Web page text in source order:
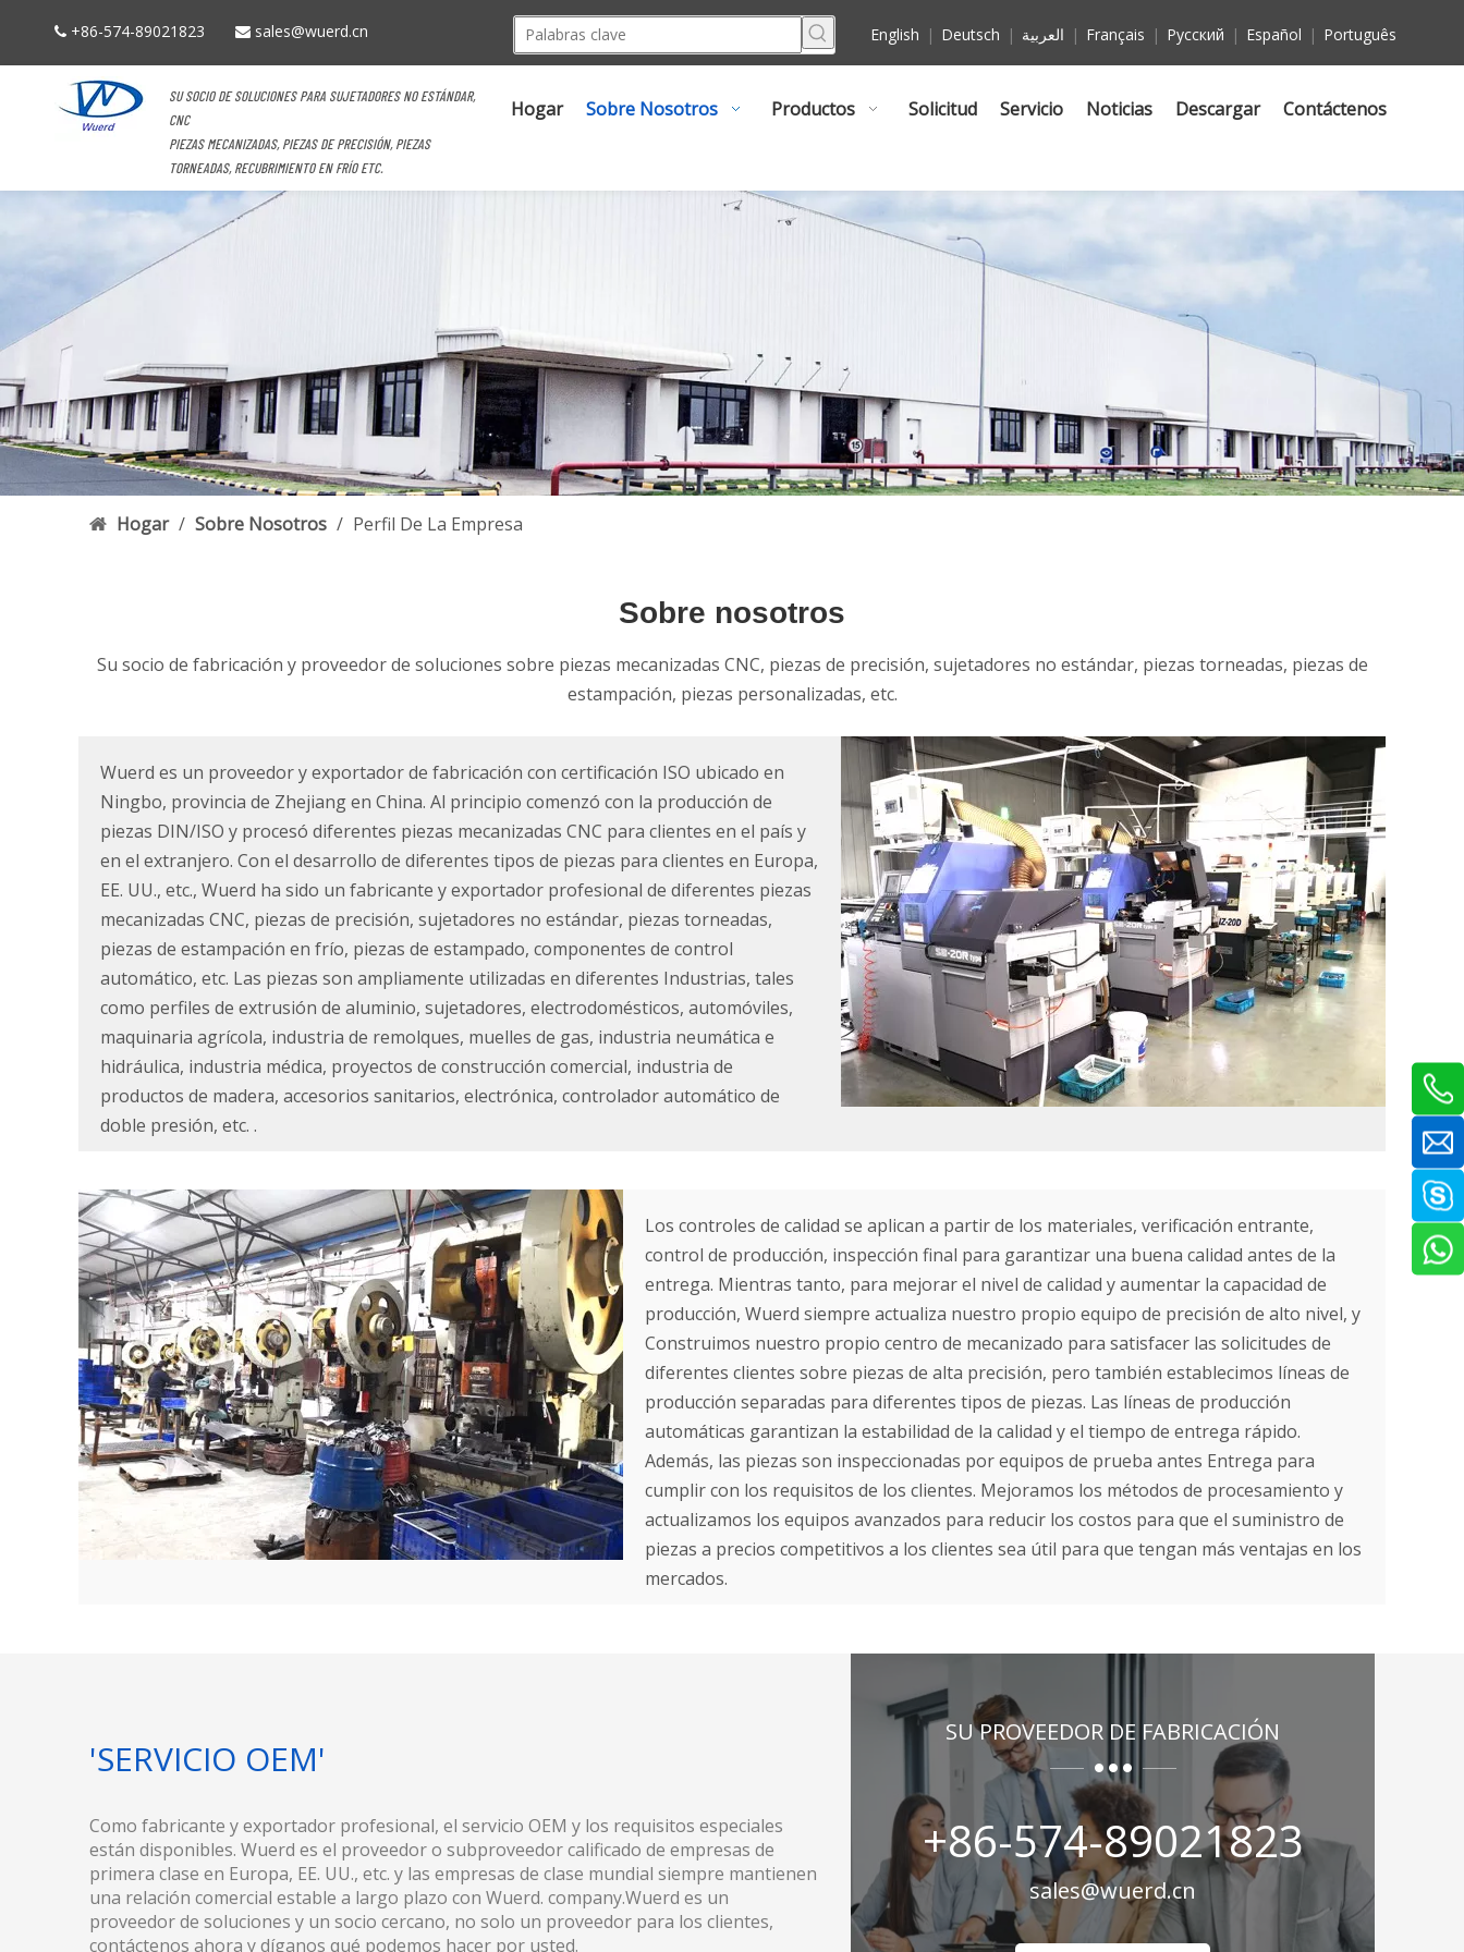
 +86-574-89021823  sales@wuerd.cn English | Deutsch | العربية | Français | Pусский | Español | Português
SU SOCIO DE SOLUCIONES PARA SUJETADORES NO ESTÁNDAR,
CNC
PIEZAS MECANIZADAS, PIEZAS DE PRECISIÓN, PIEZAS
TORNEADAS, RECUBRIMIENTO EN FRÍO ETC.
Hogar Sobre Nosotros Productos Solicitud Servicio Noticias Descargar Contáctenos
Hogar / Sobre Nosotros / Perfil De La Empresa
Sobre nosotros
Su socio de fabricación y proveedor de soluciones sobre piezas mecanizadas CNC, piezas de precisión, sujetadores no estándar, piezas torneadas, piezas de
estampación, piezas personalizadas, etc.
Wuerd es un proveedor y exportador de fabricación con certificación ISO ubicado en
Ningbo, provincia de Zhejiang en China. Al principio comenzó con la producción de
piezas DIN/ISO y procesó diferentes piezas mecanizadas CNC para clientes en el país y
en el extranjero. Con el desarrollo de diferentes tipos de piezas para clientes en Europa,
EE. UU., etc., Wuerd ha sido un fabricante y exportador profesional de diferentes piezas
mecanizadas CNC, piezas de precisión, sujetadores no estándar, piezas torneadas,
piezas de estampación en frío, piezas de estampado, componentes de control
automático, etc. Las piezas son ampliamente utilizadas en diferentes Industrias, tales
como perfiles de extrusión de aluminio, sujetadores, electrodomésticos, automóviles,
maquinaria agrícola, industria de remolques, muelles de gas, industria neumática e
hidráulica, industria médica, proyectos de construcción comercial, industria de
productos de madera, accesorios sanitarios, electrónica, controlador automático de
doble presión, etc. .
Los controles de calidad se aplican a partir de los materiales, verificación entrante,
control de producción, inspección final para garantizar una buena calidad antes de la
entrega. Mientras tanto, para mejorar el nivel de calidad y aumentar la capacidad de
producción, Wuerd siempre actualiza nuestro propio equipo de precisión de alto nivel, y
Construimos nuestro propio centro de mecanizado para satisfacer las solicitudes de
diferentes clientes sobre piezas de alta precisión, pero también establecimos líneas de
producción separadas para diferentes tipos de piezas. Las líneas de producción
automáticas garantizan la estabilidad de la calidad y el tiempo de entrega rápido.
Además, las piezas son inspeccionadas por equipos de prueba antes Entrega para
cumplir con los requisitos de los clientes. Mejoramos los métodos de procesamiento y
actualizamos los equipos avanzados para reducir los costos para que el suministro de
piezas a precios competitivos a los clientes sea útil para que tengan más ventajas en los
mercados.
'SERVICIO OEM'
Como fabricante y exportador profesional, el servicio OEM y los requisitos especiales
están disponibles. Wuerd es el proveedor o subproveedor calificado de empresas de
primera clase en Europa, EE. UU., etc. y las empresas de clase mundial siempre mantienen
una relación comercial estable a largo plazo con Wuerd. company.Wuerd es un
proveedor de soluciones y un socio cercano, no solo un proveedor para los clientes,
contáctenos ahora y díganos qué podemos hacer por usted.
SU PROVEEDOR DE FABRICACIÓN
+86-574-89021823
sales@wuerd.cn